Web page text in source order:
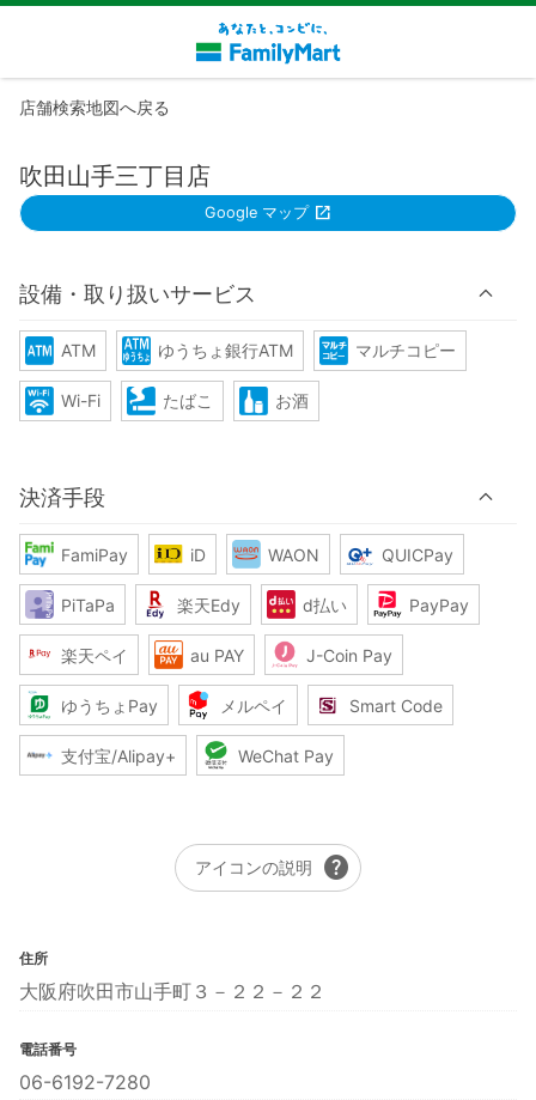
店舗検索地図へ戻る
吹田山手三丁目店
Google マップ
設備・取り扱いサービス
ATM ゆうちょ銀行ATM マルチコピー
Wi-Fi たばこ お酒
決済手段
FamiPay iD WAON QUICPay
PiTaPa 楽天Edy d払い PayPay
楽天ペイ au PAY J-Coin Pay
ゆうちょPay メルペイ Smart Code
支付宝/Alipay+ WeChat Pay
アイコンの説明 help
住所
大阪府吹田市山手町３－２２－２２
電話番号
06-6192-7280